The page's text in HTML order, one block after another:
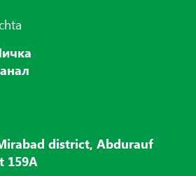
district, Abdurauf
159A